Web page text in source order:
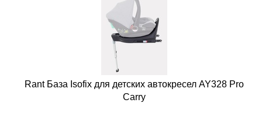
Rant База Isofix для детских автокресел AY328 Pro
Carry